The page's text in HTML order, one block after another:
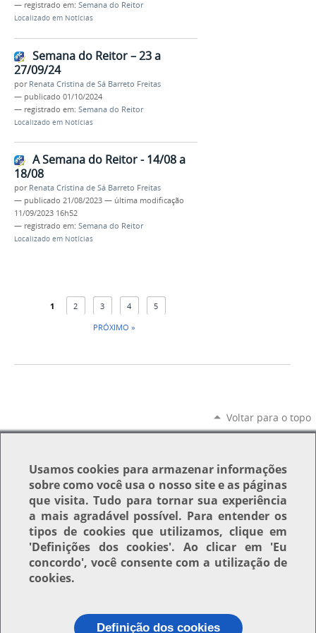
— registrado em: Semana do Reitor
Localizado em Notícias
Semana do Reitor – 23 a
27/09/24
por Renata Cristina de Sá Barreto Freitas
— publicado 01/10/2024
— registrado em: Semana do Reitor
Localizado em Notícias
A Semana do Reitor - 14/08 a
18/08
por Renata Cristina de Sá Barreto Freitas
— publicado 21/08/2023 — última modificação
11/09/2023 16h52
— registrado em: Semana do Reitor
Localizado em Notícias
1 2 3 4
5
PRÓXIMO »
Voltar para o topo
Usamoscookies para armazenar informações
sobre como você usa o nosso site e as páginas
que visita. Tudo para tornar sua experiência
a mais agradável possível. Para entender os
tipos de cookies que utilizamos, clique em
'Definições dos cookies'. Ao clicar em 'Eu
concordo', você consente com a utilização de
cookies.